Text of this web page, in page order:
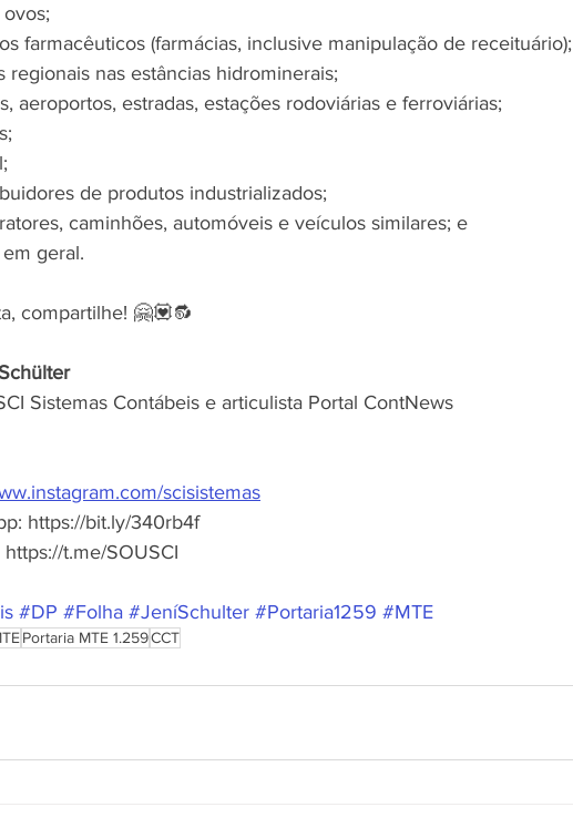
farmacêuticos (farmácias, inclusive manipulação de receituário);
regionais nas estâncias hidrominerais;
aeroportos, estradas, estações rodoviárias e ferroviárias;
de produtos industrializados;
caminhões, automóveis e veículos similares; e
geral.
compartilhe! 🤗💟🔂
Sistemas Contábeis e articulista Portal ContNews
scisistemas
https://bit.ly/340rb4f
t.me/SOUSCI
#DP #Folha #JeníSchulter #Portaria1259 #MTE
Portaria MTE 1.259CCT